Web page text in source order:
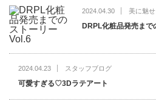
2024.04.30 美に魅せ
DRPL化粧品発売まで
2024.04.23 スタッフブログ
可愛すぎる♡3Dラテアート